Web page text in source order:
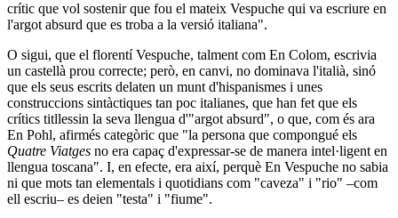
crític que vol sostenir que fou el mateix Vespuche qui va escriure en
l'argot absurd que es troba a la versió italiana".
O sigui, que el florentí Vespuche, talment com En Colom, escrivia
un castellà prou correcte; però, en canvi, no dominava l'italià, sinó
que els seus escrits delaten un munt d'hispanismes i unes
construccions sintàctiques tan poc italianes, que han fet que els
crítics titllessin la seva llengua d'"argot absurd", o que, com és ara
En Pohl, afirmés categòric que "la persona que compongué els
Quatre Viatges no era capaç d'expressar-se de manera intel·ligent en
llengua toscana". I, en efecte, era així, perquè En Vespuche no sabia
ni que mots tan elementals i quotidians com "caveza" i "rio" –com
ell escriu– es deien "testa" i "fiume".